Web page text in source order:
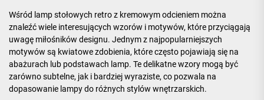
Wśród lamp stołowych retro z kremowym odcieniem można
znaleźć wiele interesujących wzorów i motywów, które przyciągają
uwagę miłośników designu. Jednym z najpopularniejszych
motywów są kwiatowe zdobienia, które często pojawiają się na
abażurach lub podstawach lamp. Te delikatne wzory mogą być
zarówno subtelne, jak i bardziej wyraziste, co pozwala na
dopasowanie lampy do różnych stylów wnętrzarskich.